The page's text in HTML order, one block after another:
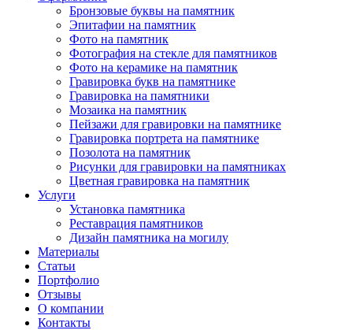
Бронзовые буквы на памятник
Эпитафии на памятник
Фото на памятник
Фотография на стекле для памятников
Фото на керамике на памятник
Гравировка букв на памятнике
Гравировка на памятники
Мозаика на памятник
Пейзажи для гравировки на памятнике
Гравировка портрета на памятнике
Позолота на памятник
Рисунки для гравировки на памятниках
Цветная гравировка на памятник
Услуги
Установка памятника
Реставрация памятников
Дизайн памятника на могилу
Материалы
Статьи
Портфолио
Отзывы
О компании
Контакты